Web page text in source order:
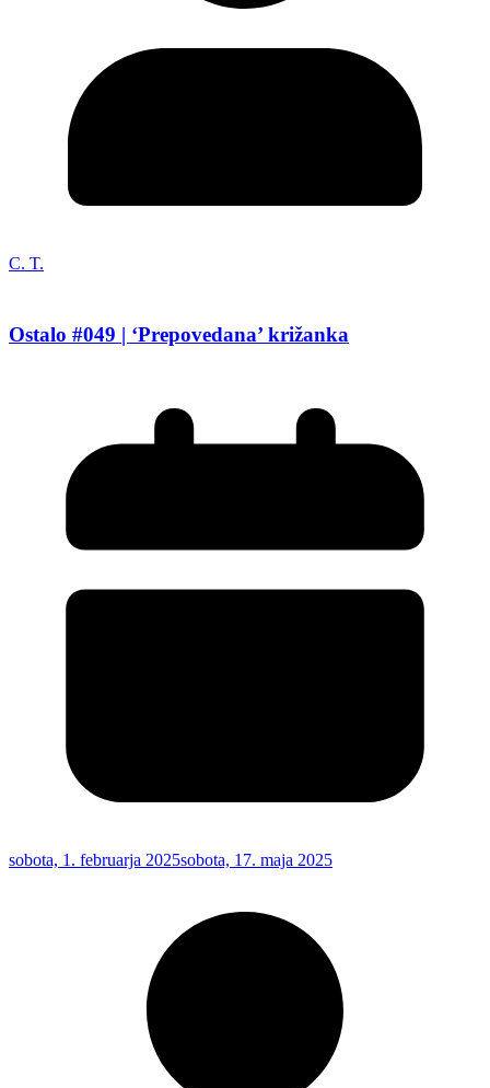
C. T.
Ostalo #049 | ‘Prepovedana’ križanka
sobota, 1. februarja 2025sobota, 17. maja 2025